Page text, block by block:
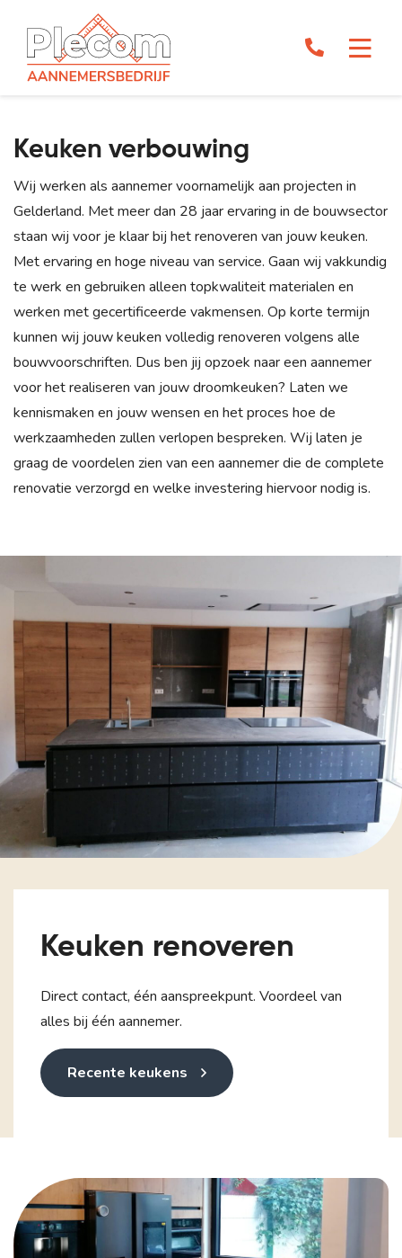
Keuken verbouwing
Wij werken als aannemer voornamelijk aan projecten in
Gelderland. Met meer dan 28 jaar ervaring in de bouwsector
staan wij voor je klaar bij het renoveren van jouw keuken.
Met ervaring en hoge niveau van service. Gaan wij vakkundig
te werk en gebruiken alleen topkwaliteit materialen en
werken met gecertificeerde vakmensen. Op korte termijn
kunnen wij jouw keuken volledig renoveren volgens alle
bouwvoorschriften. Dus ben jij opzoek naar een aannemer
voor het realiseren van jouw droomkeuken? Laten we
kennismaken en jouw wensen en het proces hoe de
werkzaamheden zullen verlopen bespreken. Wij laten je
graag de voordelen zien van een aannemer die de complete
renovatie verzorgd en welke investering hiervoor nodig is.
Keuken renoveren
Direct contact, één aanspreekpunt. Voordeel van
alles bij één aannemer.
Recente keukens